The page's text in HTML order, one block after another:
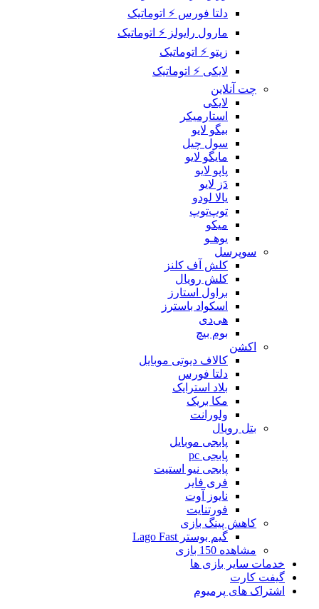
دلتا فورس ⚡ اتوماتیک
مارول رایولز ⚡ اتوماتیک
زپتو ⚡ اتوماتیک
لایکی ⚡ اتوماتیک
چت آنلاین
لایکی
استارمیکر
بیگو لایو
سول چیل
مایگو لایو
پاپو لایو
دَز لایو
یالا لودو
توپ‌توپ
میکو
یوهـو
سوپرسل
کلش آف کلنز
کلش رویال
براول استارز
اسکواد باسترز
هی‌دی
بوم بیچ
اکشن
کالاف دیوتی موبایل
دلتا فورس
بلاد استرایک
مکا بریک
ولورانت
بتل رویال
پابجی موبایل
پابجی pc
پابجی نیو استیت
فری فایر
نایوز آوت
فورتنایت
کاهش پینگ بازی
گیم بوستر Lago Fast
مشاهده 150 بازی
خدمات سایر بازی ها
گیفت کارت
اشتراک های پرمیوم